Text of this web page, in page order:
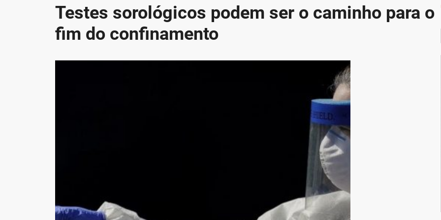
Testes sorológicos podem ser o caminho para o
fim do confinamento